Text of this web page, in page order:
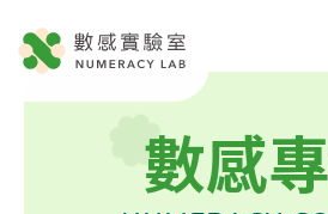
關於數感
數感